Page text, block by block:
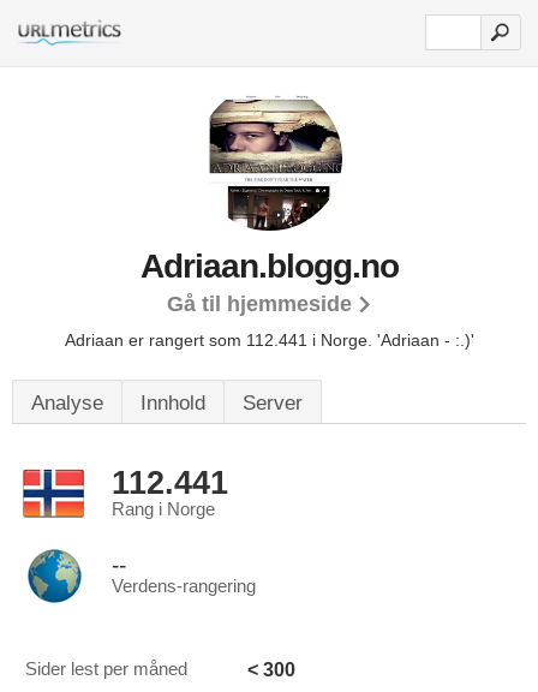
Adriaan.blogg.no
Gå til hjemmeside
Adriaan er rangert som 112.441 i Norge. 'Adriaan - :.)'
Analyse Innhold Server
112.441
Rang i Norge
--
Verdens-rangering
Sider lest per måned < 300